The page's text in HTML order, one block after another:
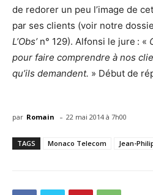
de redorer un peu l’image de
par ses clients (voir notre
L’Obs’n° 129). Alfonsi le jure : «
pour faire comprendre à nos
qu’ils demandent. » Début de
par Romain - 22 mai 2014 à 7h00
TAGS Monaco Telecom Jean-